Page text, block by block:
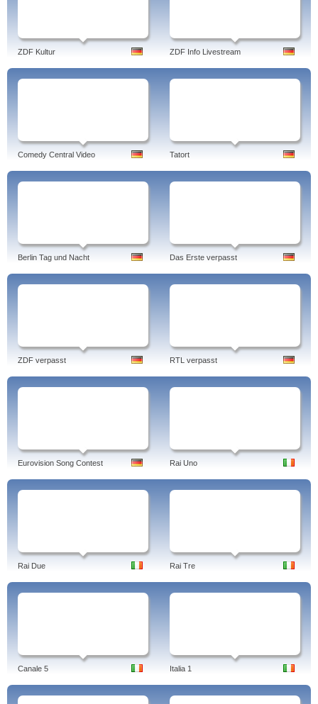
ZDF Kultur ZDF Info Livestream
Comedy Central Video Tatort
Berlin Tag und Nacht Das Erste verpasst
ZDF verpasst RTL verpasst
Eurovision Song Contest Rai Uno
Rai Due Rai Tre
Canale 5 Italia 1